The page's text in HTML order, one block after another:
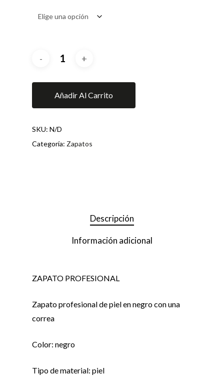
Añadir Al Carrito
SKU: N/D
Categoría: Zapatos
Descripción
Información adicional
ZAPATO PROFESIONAL
Zapato profesional de piel en negro con una
correa
Color: negro
Tipo de material: piel